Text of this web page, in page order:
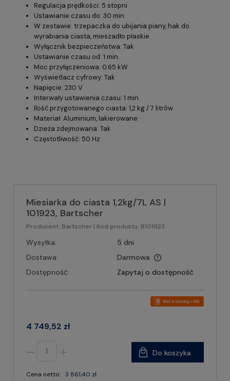
Regulacja prędkości: 5 stopni
Ustawianie czasu do: 30 min.
W zestawie: trzepaczka do ubijania piany, hak do
wyrabiania ciasta, mieszadło płaskie
Wyłącznik bezpieczeństwa: Tak
Ustawianie czasu od: 1 min.
Moc przyłączeniowa: 0.65 kW
Wyświetlacz cyfrowy: Tak
Napięcie: 230 V
Interwały ustawienia czasu: 1 min.
Ilość przygotowanego ciasta: 1,2 kg / 7 litrów
Materiał: Aluminium, lakierowane
Dzieża zdejmowana: Tak
Częstotliwość: 50 Hz
Miesiarka do ciasta 1,2kg/7L AS |
101923, Bartscher
Producent: Bartscher | Kod produktu: B101923
Wysyłka:
5 dni
Dostawa:
Darmowa
Dostępność:
Zapytaj o dostępność
4 749,52 zł
Cena netto: 3 861,40 zł
Do koszyka